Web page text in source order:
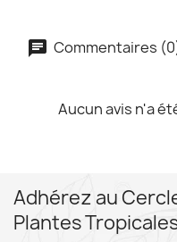
Commentaires
Aucun avis n'a
Adhérez au
Plantes